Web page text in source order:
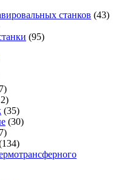
станков (43)
(95)
(35)
(30)